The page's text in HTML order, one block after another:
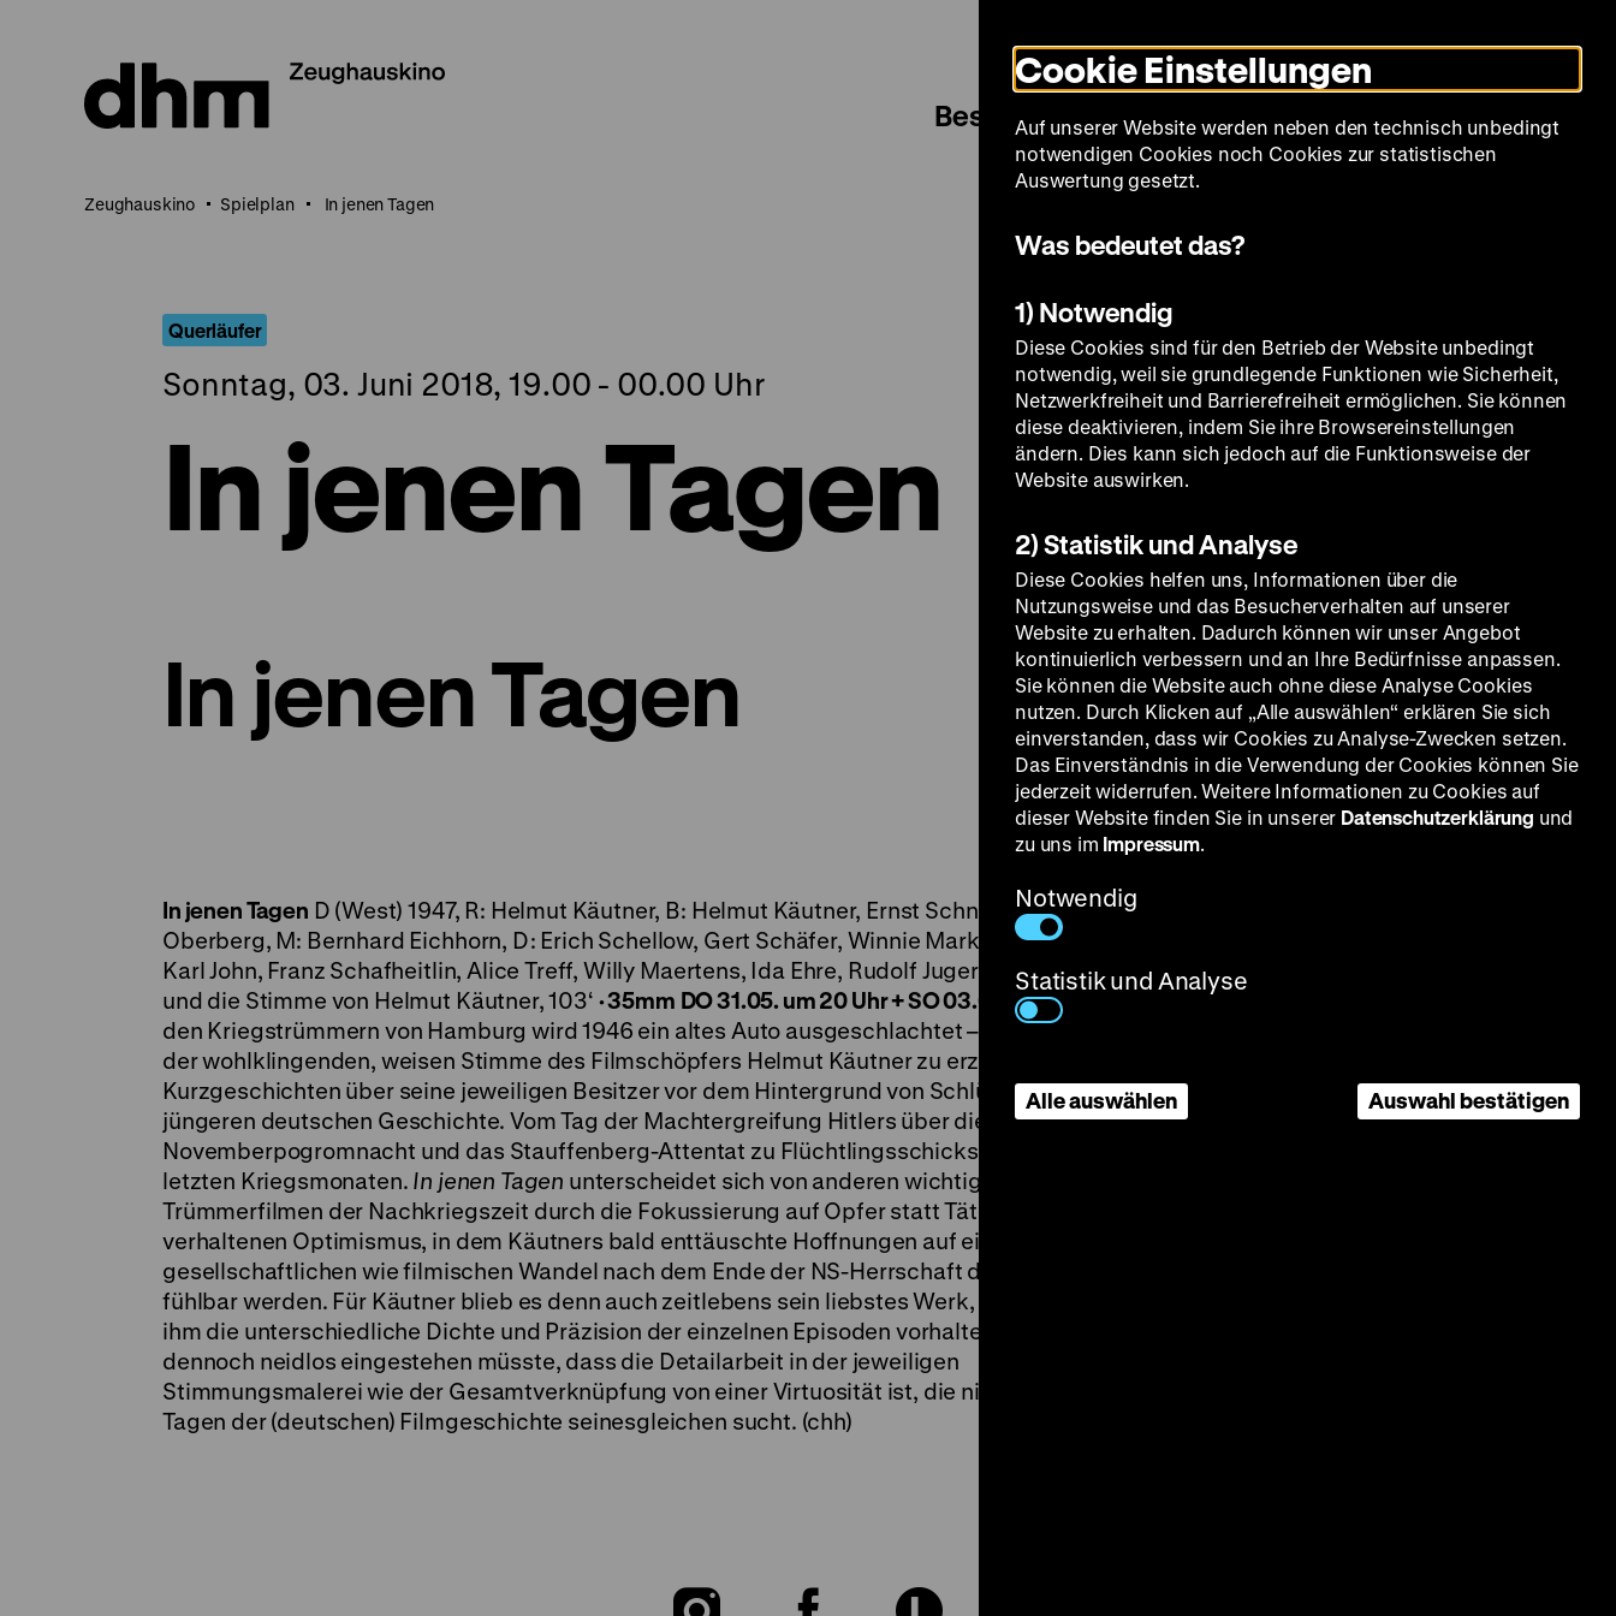
Seiteninhalt
springen
Modus
umschalten
Sprache
Besuch Spielplan Filmreihen Über uns
Zeughauskino Spielplan In jenen Tagen
Querläufer
Sonntag, 03. Juni 2018, 19.00 - 00.00 Uhr
In jenen Tagen
In jenen Tagen
In jenen Tagen D (West) 1947, R: Helmut Käutner, B: Helmut Käutner, Ernst Schnabel, K: Igor
Oberberg, M: Bernhard Eichhorn, D: Erich Schellow, Gert Schäfer, Winnie Markus, Werner Hinz,
Karl John, Franz Schafheitlin, Alice Treff, Willy Maertens, Ida Ehre, Rudolf Jugert, Erica Balqué
und die Stimme von Helmut Käutner, 103‘ ·35mm DO 31.05. um 20 Uhr + SO 03.06. um 20 Uhr
den Kriegstrümmern von Hamburg wird 1946 ein altes Auto ausgeschlachtet – und beginnt, mit
der wohlklingenden, weisen Stimme des Filmschöpfers Helmut Käutner zu erzählen: Sieben
Kurzgeschichten über seine jeweiligen Besitzer vor dem Hintergrund von Schlüsseldaten der
jüngeren deutschen Geschichte. Vom Tag der Machtergreifung Hitlers über die
Novemberpogromnacht und das Stauffenberg-Attentat zu Flüchtlingsschicksalen in den
letzten Kriegsmonaten. In jenen Tagen unterscheidet sich von anderen wichtigen
Trümmerfilmen der Nachkriegszeit durch die Fokussierung auf Opfer statt Täter und einen
verhaltenen Optimismus, in dem Käutners bald enttäuschte Hoffnungen auf einen
gesellschaftlichen wie filmischen Wandel nach dem Ende der NS-Herrschaft durchdringend
fühlbar werden. Für Käutner blieb es denn auch zeitlebens sein liebstes Werk, wiewohl man
ihm die unterschiedliche Dichte und Präzision der einzelnen Episoden vorhalten könnte – und
dennoch neidlos eingestehen müsste, dass die Detailarbeit in der jeweiligen
Stimmungsmalerei wie der Gesamtverknüpfung von einer Virtuosität ist, die nicht nur in jenen
Tagen der (deutschen) Filmgeschichte seinesgleichen sucht. (chh)
Cookie Einstellungen
Auf unserer Website werden neben den technisch unbedingt
notwendigen Cookies noch Cookies zur statistischen
Auswertung gesetzt.
Was bedeutet das?
1) Notwendig
Diese Cookies sind für den Betrieb der Website unbedingt
notwendig, weil sie grundlegende Funktionen wie Sicherheit,
Netzwerkfreiheit und Barrierefreiheit ermöglichen. Sie können
diese deaktivieren, indem Sie ihre Browsereinstellungen
ändern. Dies kann sich jedoch auf die Funktionsweise der
Website auswirken.
2) Statistik und Analyse
Diese Cookies helfen uns, Informationen über die
Nutzungsweise und das Besucherverhalten auf unserer
Website zu erhalten. Dadurch können wir unser Angebot
kontinuierlich verbessern und an Ihre Bedürfnisse anpassen.
Sie können die Website auch ohne diese Analyse Cookies
nutzen. Durch Klicken auf „Alle auswählen“ erklären Sie sich
einverstanden, dass wir Cookies zu Analyse-Zwecken setzen.
Das Einverständnis in die Verwendung der Cookies können Sie
jederzeit widerrufen. Weitere Informationen zu Cookies auf
dieser Website finden Sie in unserer Datenschutzerklärung und
zu uns im Impressum.
Notwendig
Statistik und Analyse
Alle auswählen Auswahl bestätigen